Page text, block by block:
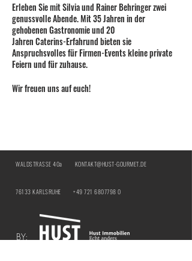
Erleben Sie mit Silvia und Rainer Behringer zwei
genussvolle Abende. Mit 35 Jahren in der
gehobenen Gastronomie und 20
Jahren Caterins-Erfahrund bieten sie
Anspruchsvolles für Firmen-Events kleine private
Feiern und für zuhause.
Wir freuen uns auf euch!
WALDSTRASSE 40a KONTAKT@HUST-GOURMET.DE
76133 KARLSRUHE +49 721 6807798 0
BY: